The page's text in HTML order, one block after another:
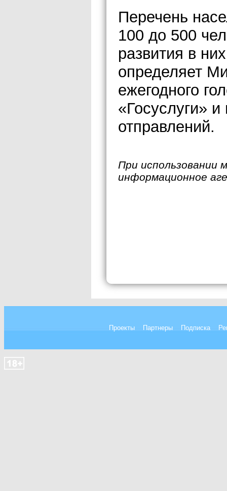
Перечень
100 до 500
развития в
определяет
ежегодного
«Госуслуги»
отправлений.
При использовании
информационное
Проекты Партнеры Подписка